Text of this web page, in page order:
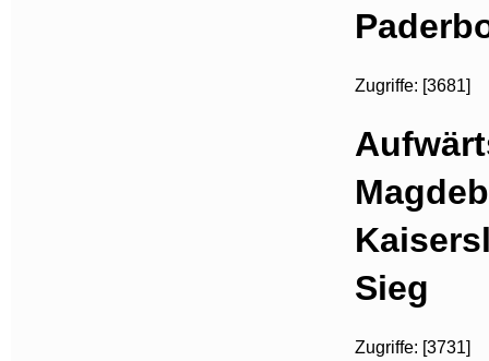
Zugriffe: [3681]
Sieg
Zugriffe: [3731]